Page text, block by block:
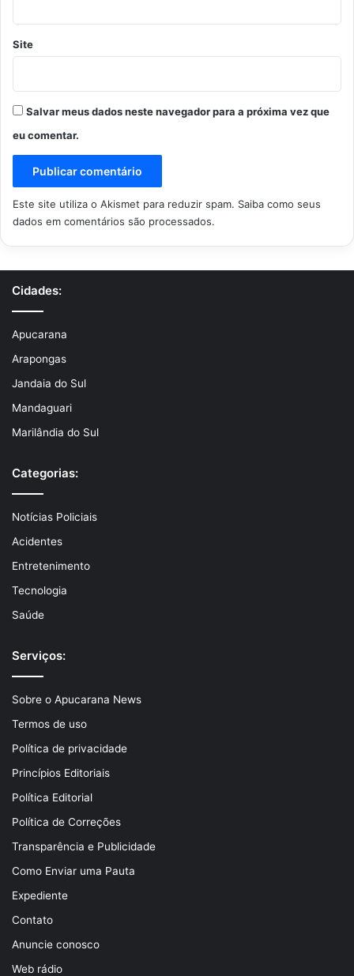
Site
Salvar meus dados neste navegador para a próxima vez que
eu comentar.
Este site utiliza o Akismet para reduzir spam. Saiba como seus
dados em comentários são processados.
Cidades:
Apucarana
Arapongas
Jandaia do Sul
Mandaguari
Marilândia do Sul
Categorias:
Notícias Policiais
Acidentes
Entretenimento
Tecnologia
Saúde
Serviços:
Sobre o Apucarana News
Termos de uso
Política de privacidade
Princípios Editoriais
Política Editorial
Política de Correções
Transparência e Publicidade
Como Enviar uma Pauta
Expediente
Contato
Anuncie conosco
Web rádio